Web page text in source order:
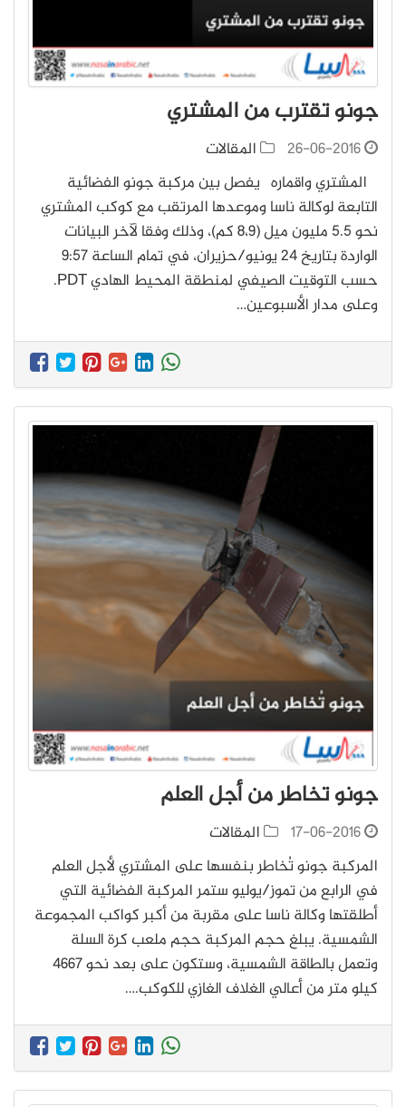
جونو تقترب من المشتري
26-06-2016
المقالات
المشتري واقماره يفصل بين مركبة جونو الفضائية
التابعة لوكالة ناسا وموعدها المرتقب مع كوكب المشتري
نحو 5.5 مليون ميل (8،9 كم)، وذلك وفقا لآخر البيانات
الواردة بتاريخ 24 يونيو/حزيران، في تمام الساعة 9:57
حسب التوقيت الصيفي لمنطقة المحيط الهادي PDT.
وعلى مدار الأسبوعين…
جونو تخاطر من أجل العلم
17-06-2016
المقالات
المركبة جونو تُخاطر بنفسها على المشتري لأجل العلم
في الرابع من تموز/يوليو ستمر المركبة الفضائية التي
أطلقتها وكالة ناسا على مقربة من أكبر كواكب المجموعة
الشمسية. يبلغ حجم المركبة حجم ملعب كرة السلة
وتعمل بالطاقة الشمسية، وستكون على بعد نحو 4667
كيلو متر من أعالي الغلاف الغازي للكوكب.…